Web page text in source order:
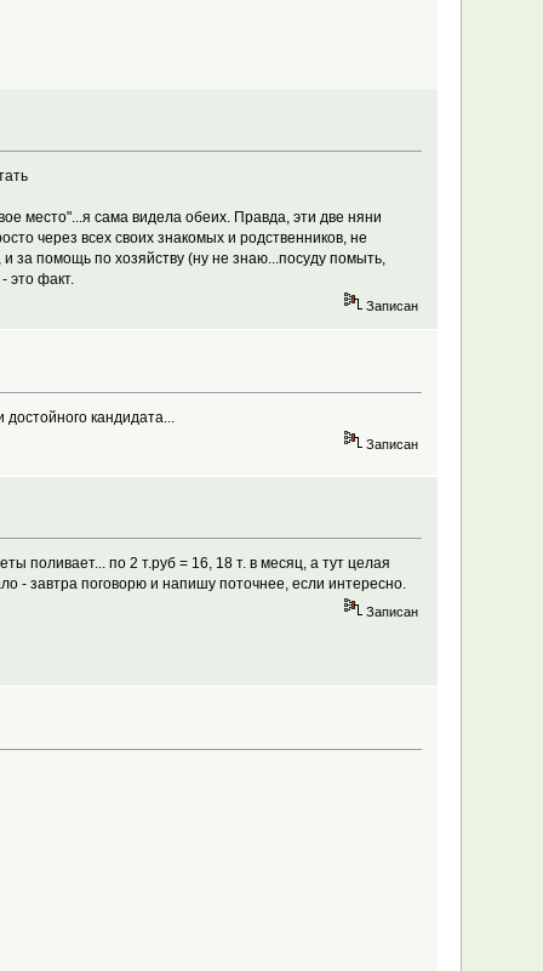
место"...я сама видела обеих. Правда, эти две няни
через всех своих знакомых и родственников, не
за помощь по хозяйству (ну не знаю...посуду помыть,
это факт.
Записан
кандидата...
Записан
поливает... по 2 т.руб = 16, 18 т. в месяц, а тут целая
- завтра поговорю и напишу поточнее, если интересно.
Записан